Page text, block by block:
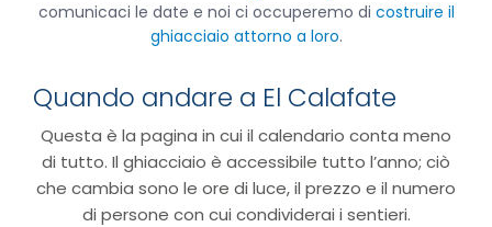
comunicaci le date e noi ci occuperemo di costruire il
ghiacciaio attorno a loro.
Quando andare a El Calafate
Questa è la pagina in cui il calendario conta meno
di tutto. Il ghiacciaio è accessibile tutto l’anno; ciò
che cambia sono le ore di luce, il prezzo e il numero
di persone con cui condividerai i sentieri.